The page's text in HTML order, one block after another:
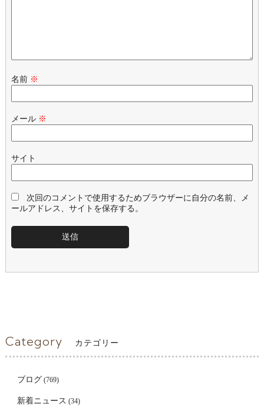
名前 ※
メール ※
サイト
次回のコメントで使用するためブラウザーに自分の名前、メ
ールアドレス、サイトを保存する。
Category カテゴリー
ブログ (769)
新着ニュース (34)